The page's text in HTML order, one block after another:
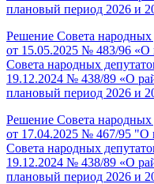
плановый период 2026 и
Решение Совета народных
от 15.05.2025 № 483/96 «О
Совета народных
19.12.2024 № 438/89 «О
плановый период 2026 и
Решение Совета народных
от 17.04.2025 № 467/95 "О
Совета народных
19.12.2024 № 438/89 «О
плановый период 2026 и